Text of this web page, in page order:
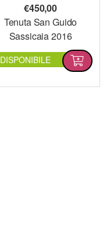
€450,00
Tenuta San Guido
Sassicaia 2016
DISPONIBILE